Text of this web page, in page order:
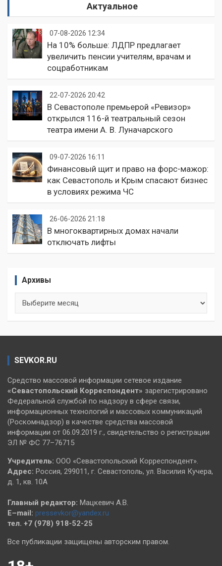
Актуальное
07-08-2026 12:34
На 10% больше: ЛДПР предлагает
увеличить пенсии учителям, врачам и
соцработникам
22-07-2026 20:42
В Севастополе премьерой «Ревизор»
открылся 116-й театральный сезон
театра имени А. В. Луначарского
09-07-2026 16:11
Финансовый щит и право на форс-мажор:
как Севастополь и Крым спасают бизнес
в условиях режима ЧС
26-06-2026 21:18
В многоквартирных домах начали
отключать лифты
Архивы
SEVKOR.RU
Средство массовой информации сетевое издание
«Севастопольский Корреспондент» зарегистрировано
Федеральной службой по надзору в сфере связи,
информационных технологий и массовых коммуникаций
(Роскомнадзор) в качестве средства массовой
информации от 06.09.2019 г., свидетельство о регистрации
ЭЛ № ФС 77–76715
Учредитель: ООО «Севастопольский Корреспондент».
Адрес: Россия, 299011, г. Севастополь, ул. Василия Кучера,
д. 1, кв. 10А
Главный редактор: Мацкевич А.В.
E–mail: pressevkor@yandex.ru
тел. +7 (978) 918-52-25
Все публикации защищены авторским правом.